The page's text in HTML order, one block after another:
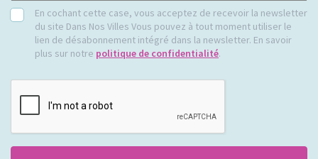
RGPDEn cochant cette case, vous acceptez de recevoir la newsletter
du site Dans Nos Villes Vous pouvez à tout moment utiliser le
lien de désabonnement intégré dans la newsletter. En savoir
plus sur notre politique de confidentialité.
CAPTCHA